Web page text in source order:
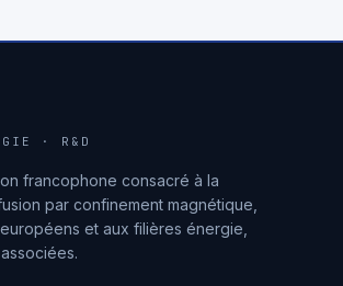
· R&D
francophone consacré à la
par confinement magnétique,
et aux filières énergie,